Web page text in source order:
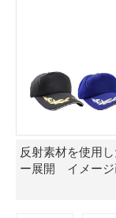
反射素材を使用
ー展開 イメージ